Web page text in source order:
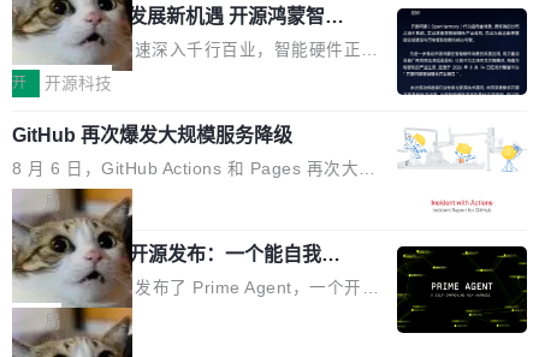
高了。全域营销服务商的竞争正在从规模转向深
度,案例厚度、全域覆盖、多线协同...
或造假。问题是，作为读者，如果你筛选出那些
看起来最令人兴奋的论文，那它们大部分都是过
度宣传的。」 这才是真正的痛点。不是所有论文
都有问题，是最吸引眼球的那批论文最有问题。
他引用的帖子来自 Mathew Shen，一位 ICLR 2
026 的读者：「看了篇 ...
的早期工程师之一，在 Grok 训练基础设施团队
工作过。近日他在 X 上发了一条帖子，列出了他
认为现代 AI 领域最重要的三个开源项目。 第一
理由很具体。FA 系列不需要解释，但 FA2 是他
认为最重要的一个——复杂度恰到好处，刚好能
驱动你去学 CuTe，但还没被那些"邪恶的" Hopp
er++ 优化所淹没，足够容易修改和适配。 更关
键的是 FA2 的持久性...
共商智能硬件发展新机遇 开源鸿蒙智能
硬件开发者日杭州站即将举行
随着万物智联加速深入千行百业，智能硬件正从
单点设备迈向智能化、网联化、协同化发展。作
鸿蒙通过统一技术底座和分布式能力，为不同类
型智能设备的开发、连接与互联提供关键支撑，
也为产业链企业探索产品创新与商业增长打开新
的空间。 8月14日，开源鸿蒙智能硬件开发者日
（OHDD：OpenHarmony Hardware Develope
r Day）将在杭州启航。活动面向智能硬件产业
链企业和开发者，邀请行业专家与资深技术顾
问，围绕开源鸿蒙技术能力、设备适配、芯片适
开 开源科技
GitHub 再次爆发大规模服务降级
8 月 6 日，GitHub Actions 和 Pages 再次大规
模服务降级，Actions 完全不可用超过 5 小时，
webhook 停发，连自托管 runner 也因调度层故
障无法工作。Pages、Copilot code review、C
opilot coding agent 全部受影响。从检测到完全
恢复，大约 12 小时。 这是 2026 年 8 月的第六
起事故，其中四起与 AI/Copilot 服务相关。 Git
局
Prime Agent 开源发布：一个能自我改
进的编程 Agent，ARC-AGI 3 超越人类
专家基线
Prime Intellect 发布了 Prime Agent，一个开源
的编程 Agent Harness，核心设计围绕两个抽
象：Recursive Language Model（RLM）和 C
局